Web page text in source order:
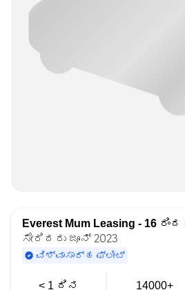
Everest Mum Leasing - 16
ಸೇರಿದರು ಜೂನ್ 2023
ವಿಶ್ವಾಸಾರ್ಹ ಫ್ಲೀಟ್
< 1 ದಿನ 14000+